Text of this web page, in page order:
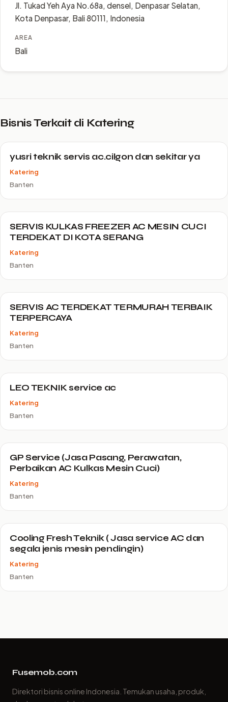
Jl. Tukad Yeh Aya No.68a, densel, Denpasar Selatan,
Kota Denpasar, Bali 80111, Indonesia
AREA
Bali
Bisnis Terkait di Katering
yusri teknik servis ac.cilgon dan sekitar ya
Katering
Banten
SERVIS KULKAS FREEZER AC MESIN CUCI
TERDEKAT DI KOTA SERANG
Katering
Banten
SERVIS AC TERDEKAT TERMURAH TERBAIK
TERPERCAYA
Katering
Banten
LEO TEKNIK service ac
Katering
Banten
GP Service (Jasa Pasang, Perawatan,
Perbaikan AC Kulkas Mesin Cuci)
Katering
Banten
Cooling Fresh Teknik ( Jasa service AC dan
segala jenis mesin pendingin)
Katering
Banten
Fusemob.com
Direktori bisnis online Indonesia. Temukan usaha, produk,